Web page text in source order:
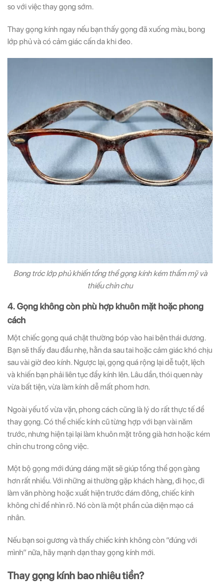
so với việc thay gọng sớm.
Thay gọng kính ngay nếu bạn thấy gọng đã xuống màu, bong
lớp phủ và có cảm giác cấn da khi đeo.
Bong tróc lớp phủ khiến tổng thể gọng kính kém thẩm mỹ và
thiếu chỉn chu
4. Gọng không còn phù hợp khuôn mặt hoặc phong
cách
Một chiếc gọng quá chật thường bóp vào hai bên thái dương.
Bạn sẽ thấy đau đầu nhẹ, hằn da sau tai hoặc cảm giác khó chịu
sau vài giờ đeo kính. Ngược lại, gọng quá rộng lại dễ tuột, lệch
và khiến bạn phải liên tục đẩy kính lên. Lâu dần, thói quen này
vừa bất tiện, vừa làm kính dễ mất phom hơn.
Ngoài yếu tố vừa vặn, phong cách cũng là lý do rất thực tế để
thay gọng. Có thể chiếc kính cũ từng hợp với bạn vài năm
trước, nhưng hiện tại lại làm khuôn mặt trông già hơn hoặc kém
chỉn chu trong công việc.
Một bộ gọng mới đúng dáng mặt sẽ giúp tổng thể gọn gàng
hơn rất nhiều. Với những ai thường gặp khách hàng, đi học, đi
làm văn phòng hoặc xuất hiện trước đám đông, chiếc kính
không chỉ để nhìn rõ. Nó còn là một phần của diện mạo cá
nhân.
Nếu bạn soi gương và thấy chiếc kính không còn “đúng với
mình” nữa, hãy mạnh dạn thay gọng kính mới.
Thay gọng kính bao nhiêu tiền?